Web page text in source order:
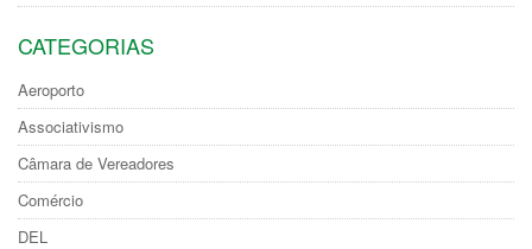
CATEGORIAS
Aeroporto
Associativismo
Câmara de Vereadores
Comércio
DEL